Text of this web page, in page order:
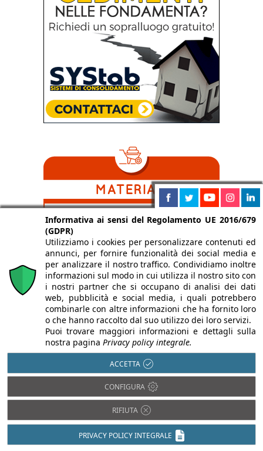
Acciaio
Alluminio
Bambù
Calcestruzzo
Cartongesso
Cemento
Ceramica
Compositi
Fibrocemento
Legno
Plastica
PVC
Rame
Resina
Tessuti
Vetro
Informativa ai sensi del Regolamento UE 2016/679
(GDPR)
Utilizziamo i cookies per personalizzare contenuti ed
annunci, per fornire funzionalità dei social media e
per analizzare il nostro traffico. Condividiamo inoltre
informazioni sul modo in cui utilizza il nostro sito con
i nostri partner che si occupano di analisi dei dati
web, pubblicità e social media, i quali potrebbero
combinarle con altre informazioni che ha fornito loro
o che hanno raccolto dal suo utilizzo dei loro servizi.
Puoi trovare maggiori informazioni e dettagli sulla
nostra pagina Privacy policy integrale.
ACCETTA
CONFIGURA
RIFIUTA
PRIVACY POLICY INTEGRALE